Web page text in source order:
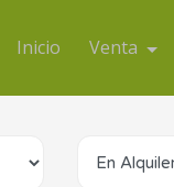
Inicio Venta